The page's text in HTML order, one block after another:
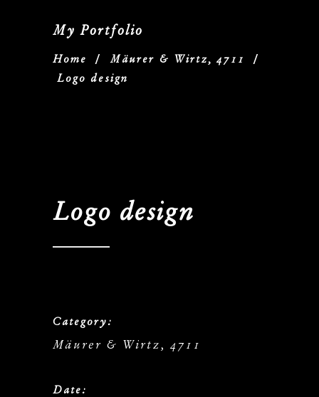
My Portfolio
Home / Mäurer & Wirtz, 4711 /
Logo design
Logo design
Category:
Mäurer & Wirtz, 4711
Date: